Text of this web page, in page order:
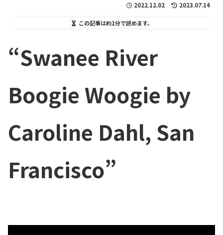
2022.12.02 2023.07.14
この記事は約1分で読めます。
“Swanee River
Boogie Woogie by
Caroline Dahl, San
Francisco”